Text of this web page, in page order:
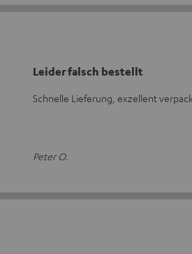
Leider falsch bestellt
Schnelle Lieferung, exzellent
Peter O.